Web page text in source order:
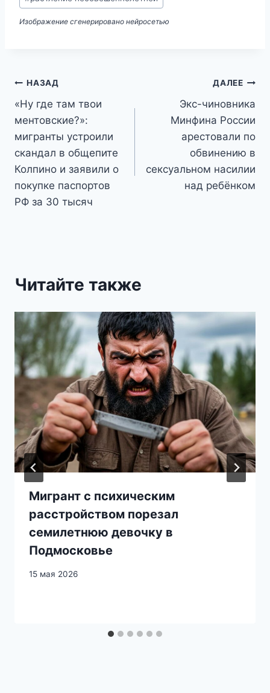
Изображение сгенерировано нейросетью
Навигация
по
записям
НАЗАД
«Ну где там твои
ментовские?»:
мигранты устроили
скандал в общепите
Колпино и заявили о
покупке паспортов
РФ за 30 тысяч
ДАЛЕЕ
Экс-чиновника
Минфина России
арестовали по
обвинению в
сексуальном насилии
над ребёнком
Читайте также
Мигрант с психическим
расстройством порезал
семилетнюю девочку в
Подмосковье
15 мая 2026